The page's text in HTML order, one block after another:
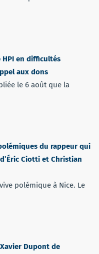
HPI en difficultés
aux dons
le 6 août que la
du rappeur qui
Ciotti et Christian
polémique à Nice. Le
Dupont de